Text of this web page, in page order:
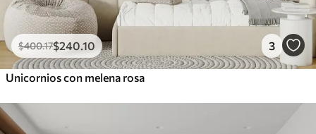
$400.17$240 .10 3
Unicornios con melena rosa